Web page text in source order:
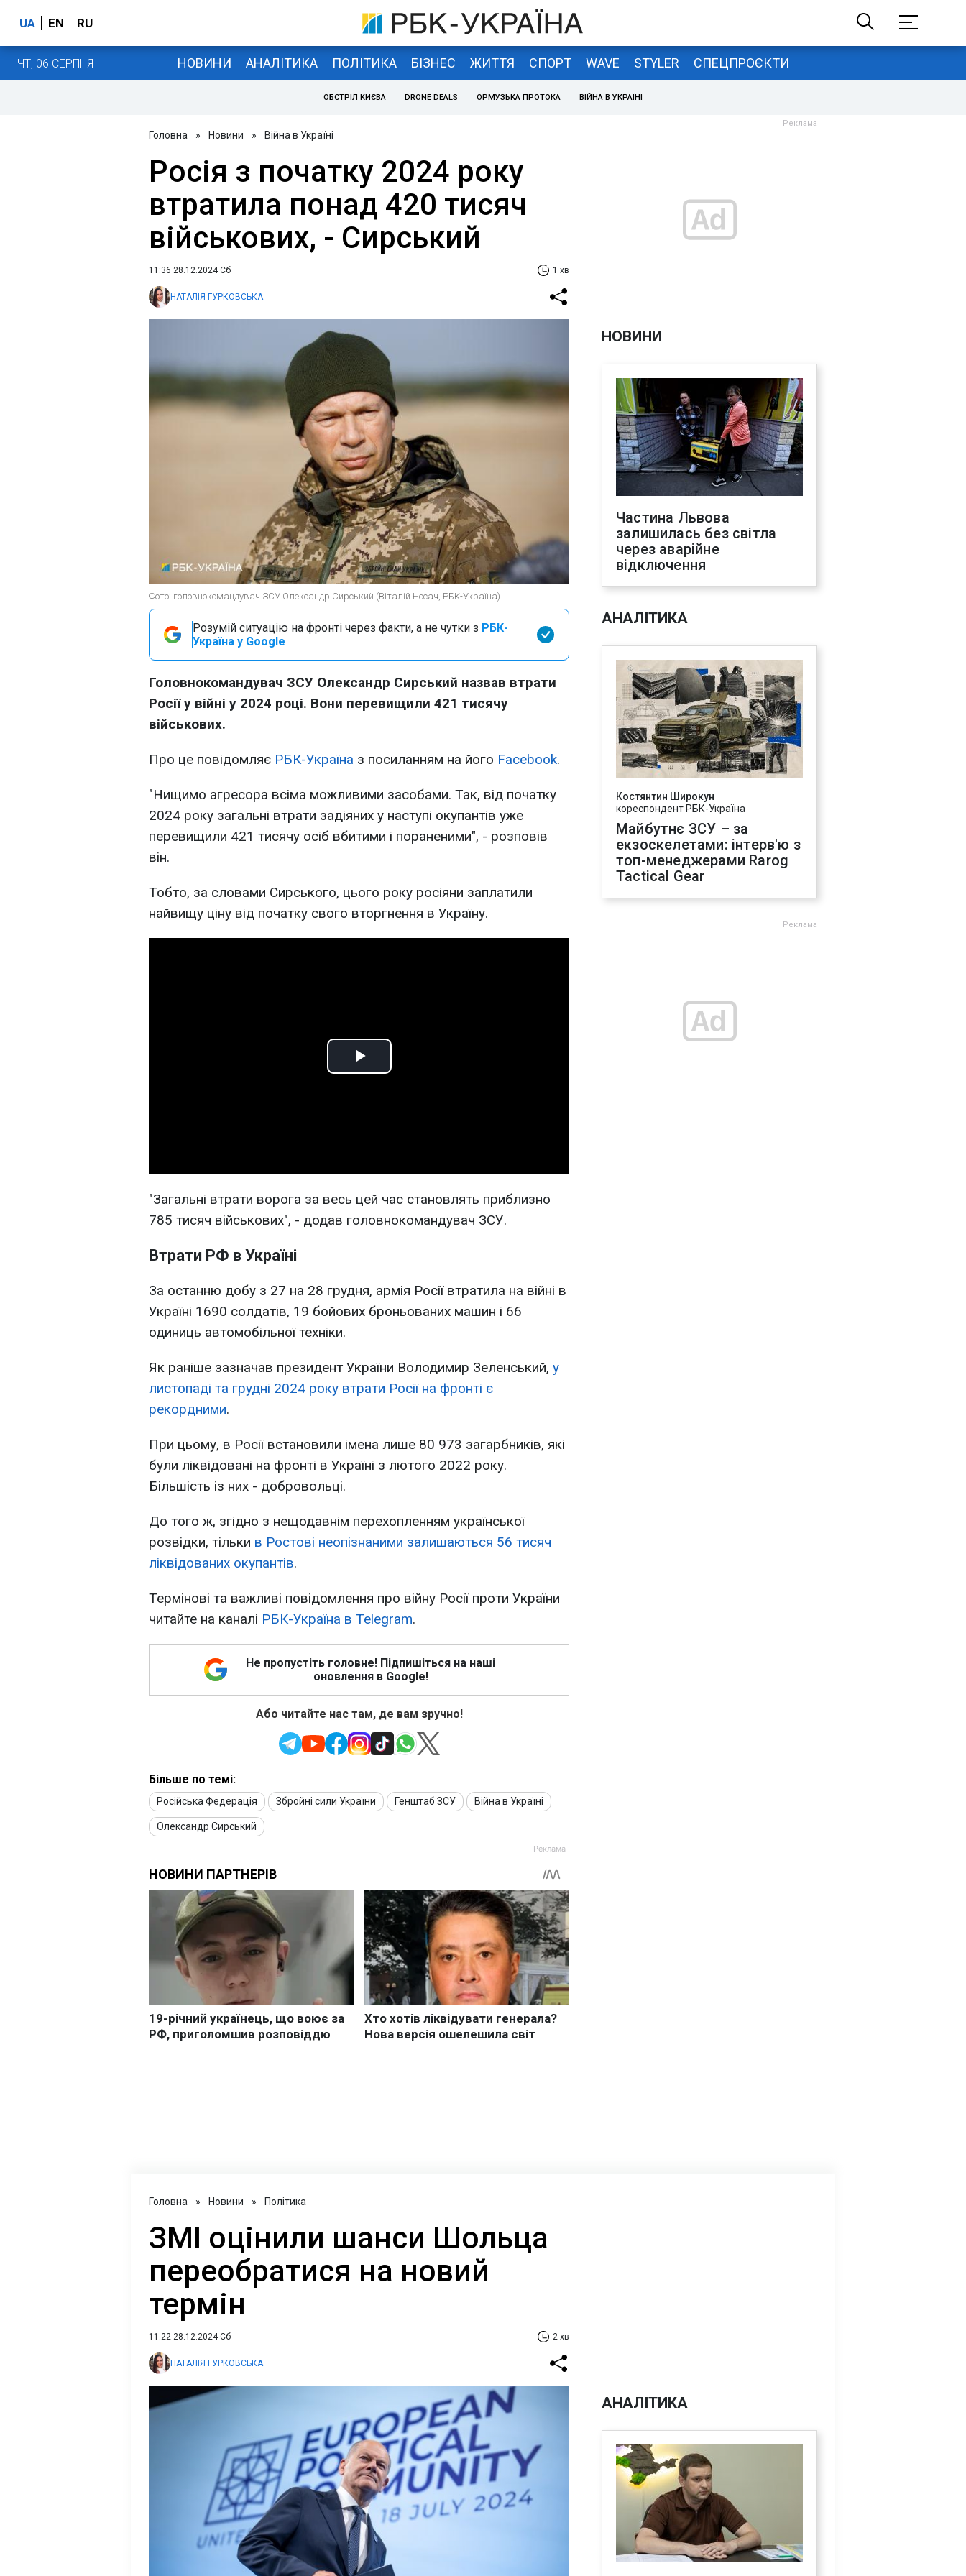
UA EN RU
ЧТ, 06 СЕРПНЯ НОВИНИ АНАЛІТИКА ПОЛІТИКА БІЗНЕС ЖИТТЯ СПОРТ WAVE STYLER СПЕЦПРОЄКТИ
ОБСТРІЛ КИЄВА DRONE DEALS ОРМУЗЬКА ПРОТОКА ВІЙНА В УКРАЇНІ
Головна » Новини » Війна в Україні
Росія з початку 2024 року
втратила понад 420 тисяч
військових, - Сирський
11:36 28.12.2024 Сб 1 хв
НАТАЛІЯ ГУРКОВСЬКА
Фото: головнокомандувач ЗСУ Олександр Сирський (Віталій Носач, РБК-Україна)
Розумій ситуацію на фронті через факти, а не чутки з РБК-
Україна у Google
Головнокомандувач ЗСУ Олександр Сирський назвав втрати
Росії у війні у 2024 році. Вони перевищили 421 тисячу
військових.
Про це повідомляє РБК-Україна з посиланням на його Facebook.
"Нищимо агресора всіма можливими засобами. Так, від початку
2024 року загальні втрати задіяних у наступі окупантів уже
перевищили 421 тисячу осіб вбитими і пораненими", - розповів
він.
Тобто, за словами Сирського, цього року росіяни заплатили
найвищу ціну від початку свого вторгнення в Україну.
Play
"Загальні втрати ворога за весь цей час становлять приблизно
785 тисяч військових", - додав головнокомандувач ЗСУ.
Втрати РФ в Україні
За останню добу з 27 на 28 грудня, армія Росії втратила на війні в
Україні 1690 солдатів, 19 бойових броньованих машин і 66
одиниць автомобільної техніки.
Як раніше зазначав президент України Володимир Зеленський, у
листопаді та грудні 2024 року втрати Росії на фронті є
рекордними.
При цьому, в Росії встановили імена лише 80 973 загарбників, які
були ліквідовані на фронті в Україні з лютого 2022 року.
Більшість із них - добровольці.
До того ж, згідно з нещодавнім перехопленням української
розвідки, тільки в Ростові неопізнаними залишаються 56 тисяч
ліквідованих окупантів.
Термінові та важливі повідомлення про війну Росії проти України
читайте на каналі РБК-Україна в Telegram.
Не пропустіть головне! Підпишіться на наші
оновлення в Google!
Або читайте нас там, де вам зручно!
Більше по темі:
Російська Федерація Збройні сили України Генштаб ЗСУ Війна в Україні
Олександр Сирський
НОВИНИ
Частина Львова
залишилась без світла
через аварійне
відключення
АНАЛІТИКА
Костянтин Широкун
кореспондент РБК-Україна
Майбутнє ЗСУ – за
екзоскелетами: інтерв'ю з
топ-менеджерами Rarog
Tactical Gear
Головна » Новини » Політика
ЗМІ оцінили шанси Шольца
переобратися на новий
термін
11:22 28.12.2024 Сб 2 хв
НАТАЛІЯ ГУРКОВСЬКА
АНАЛІТИКА